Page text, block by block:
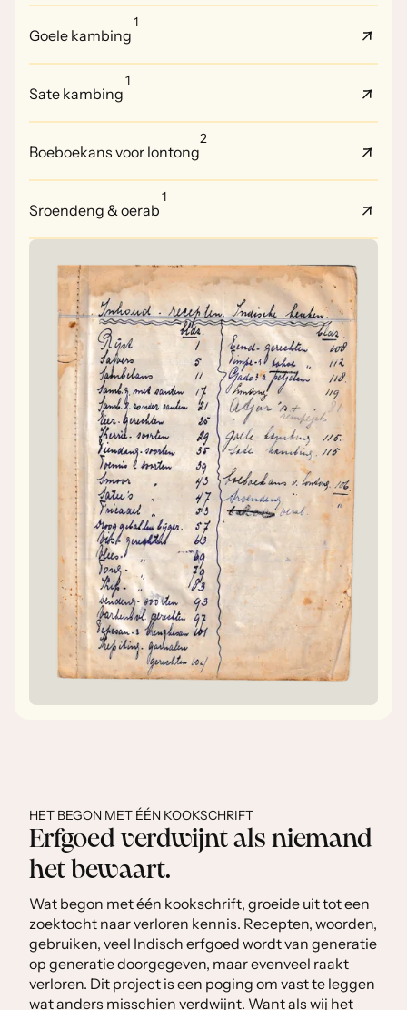
Goele kambing
1
Sate kambing
1
Boeboekans voor lontong
2
Sroendeng & oerab
1
HET BEGON MET ÉÉN KOOKSCHRIFT
Erfgoed verdwijnt als niemand
het bewaart.
Wat begon met één kookschrift, groeide uit tot een
zoektocht naar verloren kennis. Recepten, woorden,
gebruiken, veel Indisch erfgoed wordt van generatie
op generatie doorgegeven, maar evenveel raakt
verloren. Dit project is een poging om vast te leggen
wat anders misschien verdwijnt. Want als wij het